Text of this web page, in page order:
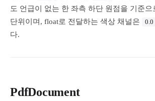
도 언급이 없는 한 좌측 하단 원점을 기준으
단위이며, float로 전달하는 색상 채널은
0.0
다.
PdfDocument